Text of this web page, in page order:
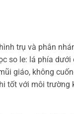
trụ và phân
so le: lá phía dưới
giáo, không
tốt với môi trường